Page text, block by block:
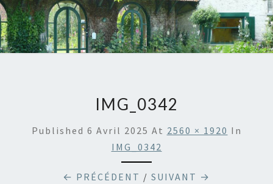
LE
MANOIR
DE BOIS
ARDRES
Chambres
D'hôtes
Et Gîtes
À Bois-
En-
Ardres
IMG_0342
Published 6 Avril 2025 At 2560 × 1920 In
IMG_0342
← PRÉCÉDENT / SUIVANT →